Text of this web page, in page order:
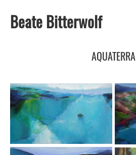
Beate Bitterwolf
AQUATERRA